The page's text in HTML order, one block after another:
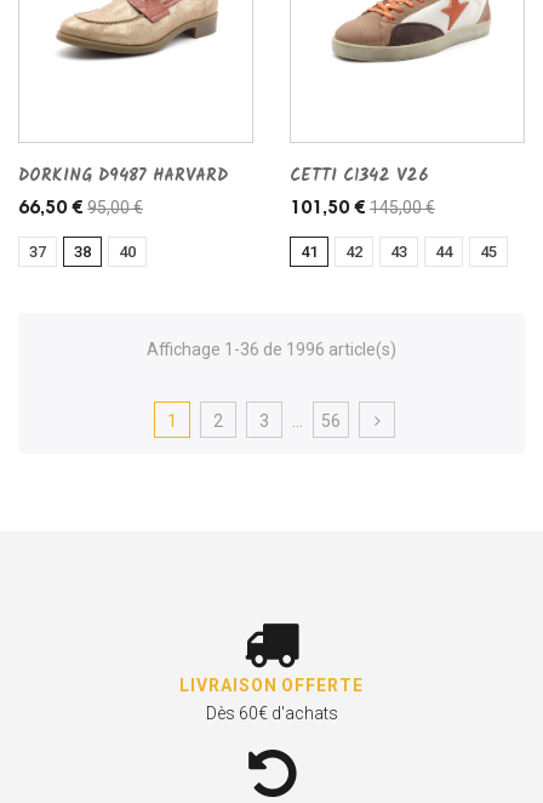
DORKING D9487 HARVARD
66,50 € 95,00 €
37 38 40
CETTI C1342 V26
101,50 € 145,00 €
41 42 43 44 45
Affichage 1-36 de 1996 article(s)
1 2 3 56
LIVRAISON OFFERTE
Dès 60€ d'achats